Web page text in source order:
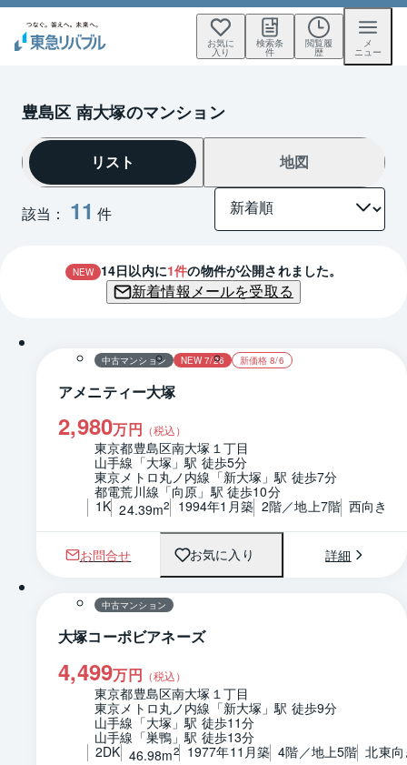
お気に
入り
検索条
件
閲覧履
歴
メ
ニュー
豊島区 南大塚のマンション
該当： 11 件
リスト 地図
NEW 14日以内に1件の物件が公開されました。
新着情報メールを受取る
中古マンション NEW 7/26 新価格 8/6
アメニティー大塚
2,980万円 （税込）
東京都豊島区南大塚１丁目
山手線「大塚」駅 徒歩5分
東京メトロ丸ノ内線「新大塚」駅 徒歩7分
都電荒川線「向原」駅 徒歩10分
1K 24.39m2 1994年1月築 2階／地上7階 西向き
お問合せ お気に入り 詳細
1 / 0 間取り
中古マンション
大塚コーポビアネーズ
4,499万円 （税込）
東京都豊島区南大塚１丁目
東京メトロ丸ノ内線「新大塚」駅 徒歩9分
山手線「大塚」駅 徒歩11分
山手線「巣鴨」駅 徒歩13分
2DK 46.98m2 1977年11月築 4階／地上5階 北東